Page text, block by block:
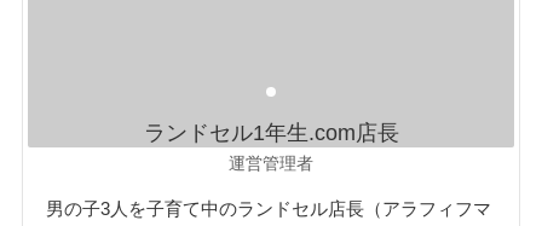
ランドセル1年生.com店長
運営管理者
男の子3人を子育て中のランドセル店長（アラフィフマ